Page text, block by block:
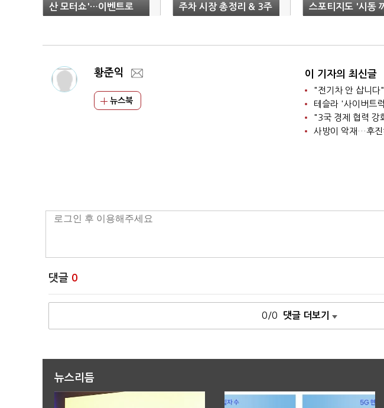
산 모터쇼'…이벤트로
'돌파'
주차 시장 총정리 & 3주
차 투자전략’ 유튜브 라
스포티지도 '시동
주장 제기
황준익
뉴스북
이 기자의 최신글
"전기차 안 삽니
테슬라 '사이버트
"3국 경제 협력 강
사방이 악재…후진
댓글 0
0/0 댓글 더보기
뉴스리듬